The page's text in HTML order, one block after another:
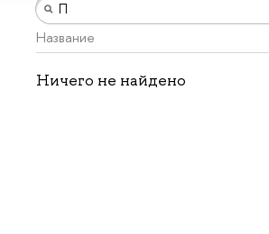
Название
Ничего не найдено